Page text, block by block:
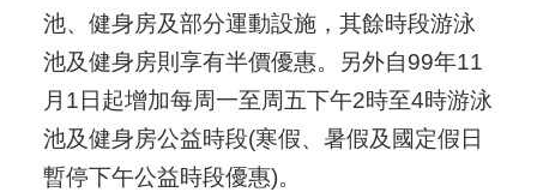
池、健身房及部分運動設施，其餘時段游泳
池及健身房則享有半價優惠。另外自99年11
月1日起增加每周一至周五下午2時至4時游泳
池及健身房公益時段(寒假、暑假及國定假日
暫停下午公益時段優惠)。